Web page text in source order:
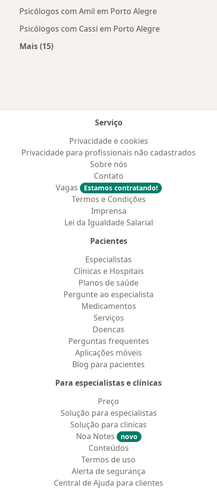
Psicólogos com Amil em Porto Alegre
Psicólogos com Cassi em Porto Alegre
Mais (15)
Serviço
Privacidade e cookies
Privacidade para profissionais não cadastrados
Sobre nós
Contato
Vagas
Estamos contratando!
Termos e Condições
Imprensa
Lei da Igualdade Salarial
Pacientes
Especialistas
Clínicas e Hospitais
Planos de saúde
Pergunte ao especialista
Medicamentos
Serviços
Doencas
Perguntas frequentes
Aplicações móveis
Blog para pacientes
Para especialistas e clínicas
Preço
Solução para especialistas
Solução para clinicas
Noa Notes
novo
Conteúdos
Termos de uso
Alerta de segurança
Central de Ajuda para clientes